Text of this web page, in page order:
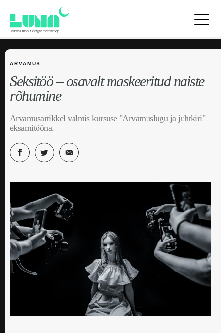
ARVAMUS
Seksitöö – osavalt maskeeritud naiste
rõhumine
Arvamusartikkel valmis kursuse "Arvamuslugu ja juhtkiri"
eksamitööna.